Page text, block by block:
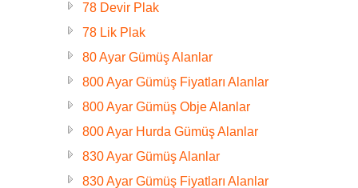
78 Devir Plak
78 Lik Plak
80 Ayar Gümüş Alanlar
800 Ayar Gümüş Fiyatları Alanlar
800 Ayar Gümüş Obje Alanlar
800 Ayar Hurda Gümüş Alanlar
830 Ayar Gümüş Alanlar
830 Ayar Gümüş Fiyatları Alanlar